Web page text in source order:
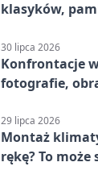
klasyków,
30 lipca 2026
Konfrontacje
fotografie,
29 lipca 2026
Montaż
rękę? To